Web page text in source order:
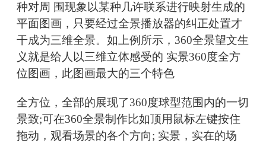
种对周 围现象以某种几许联系进行映射生成的
平面图画，只要经过全景播放器的纠正处置才
干成为三维全景。如上例所示，360全景望文生
义就是给人以三维立体感受的 实景360度全方
位图画，此图画最大的三个特色
全方位，全部的展现了360度球型范围内的一切
景致;可在360全景制作比如顶用鼠标左键按住
拖动，观看场景的各个方向; 实景，实在的场